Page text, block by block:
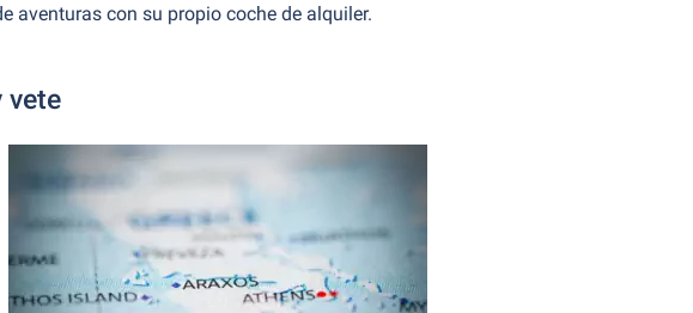
aventuras con su propio coche de alquiler.
vete